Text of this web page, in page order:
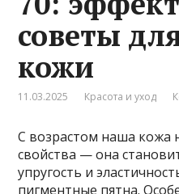
советы
кожи
11.03.2025 Красота и уход
С возрастом наша кожа
свойства — она
упругость и
пигментные пятна.